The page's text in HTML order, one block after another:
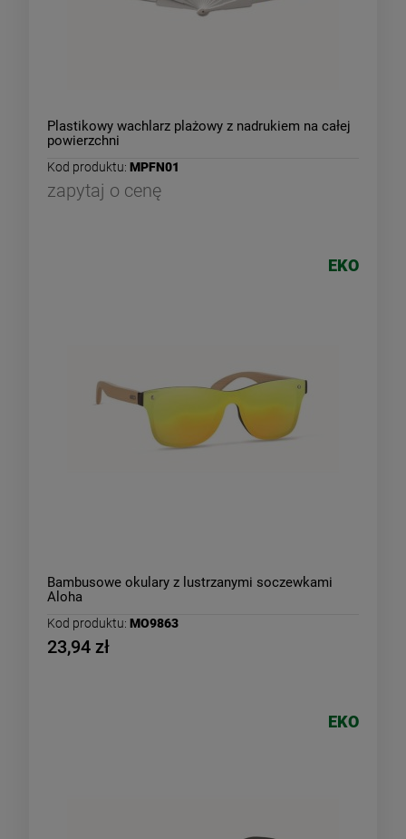
Plastikowy wachlarz plażowy z nadrukiem na całej
powierzchni
Kod produktu: MPFN01
zapytaj o cenę
Bambusowe okulary z lustrzanymi soczewkami
Aloha
Kod produktu: MO9863
23,94 zł
EKO
EKO